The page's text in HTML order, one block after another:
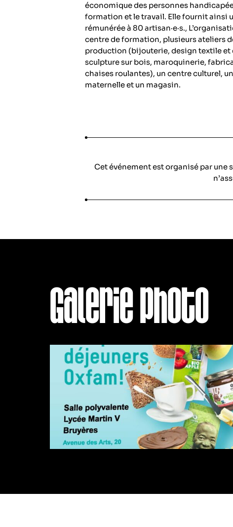
économique des personnes
formation et le travail. Elle fournit ainsi
rémunérée à 80 artisan·e·s.,
centre de formation, plusieurs ateliers
production (bijouterie, design textile et
sculpture sur bois, maroquinerie,
chaises roulantes), un centre culturel,
maternelle et un magasin.
Cet événement est organisé par une
Galerie photo